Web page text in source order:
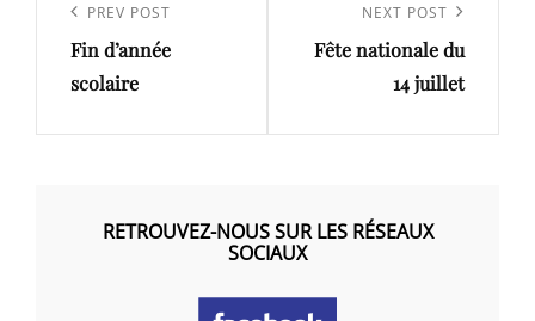
l’article
Previous
Post
PREV POST
Fin d’année
scolaire
Post
NEXT POST
Fête nationale du
14 juillet
RETROUVEZ-NOUS SUR LES RÉSEAUX
SOCIAUX